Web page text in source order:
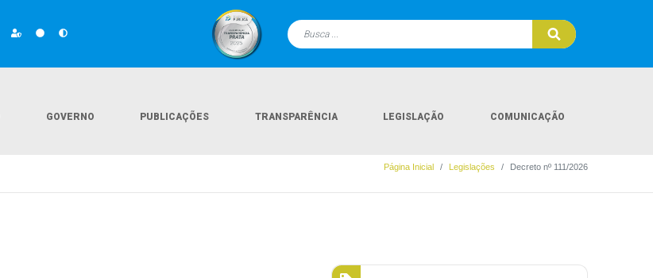
GOVERNO PUBLICAÇÕES TRANSPARÊNCIA LEGISLAÇÃO COMUNICAÇÃO
Página Inicial Legislações Decreto nº 111/2026